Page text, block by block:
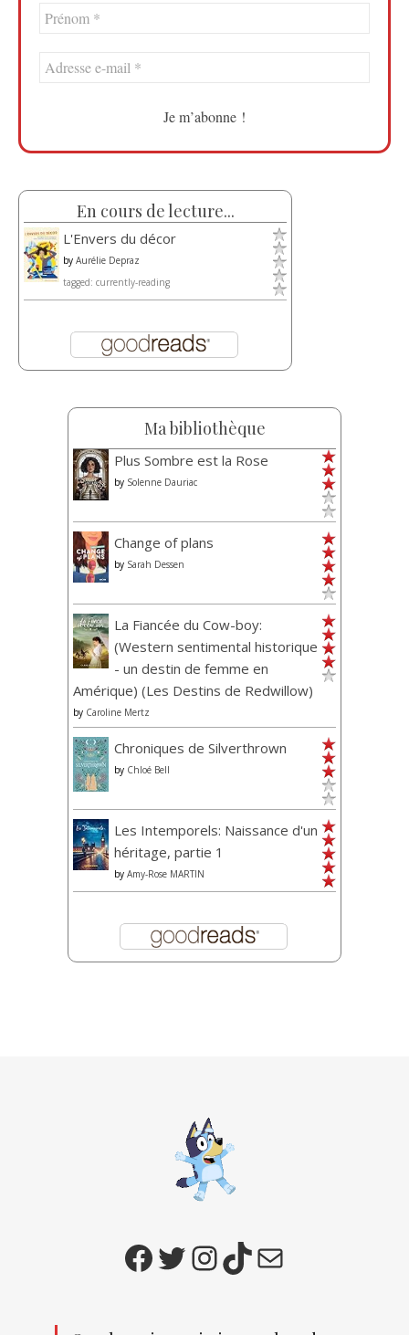
En cours de lecture...
L'Envers du décor
by Aurélie Depraz
tagged: currently-reading
Ma bibliothèque
Plus Sombre est la Rose
by Solenne Dauriac
Change of plans
by Sarah Dessen
La Fiancée du Cow-boy:
(Western sentimental historique
- un destin de femme en
Amérique) (Les Destins de Redwillow)
by Caroline Mertz
Chroniques de Silverthrown
by Chloé Bell
Les Intemporels: Naissance d'un
héritage, partie 1
by Amy-Rose MARTIN
Facebook
TwitterInstagram
TikTokE-mail